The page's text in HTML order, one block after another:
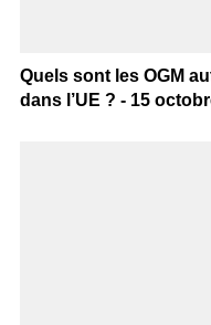
Quels sont les OGM
dans l’UE ? - 15